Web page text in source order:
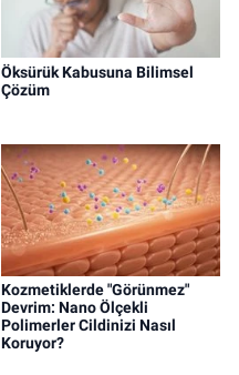
Öksürük Kabusuna Bilimsel
Çözüm
Kozmetiklerde "Görünmez"
Devrim: Nano Ölçekli
Polimerler Cildinizi Nasıl
Koruyor?